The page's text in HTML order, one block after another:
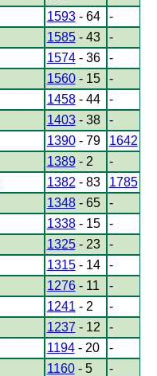
1593- 64
-
1585- 43
-
1574- 36
-
1560- 15
-
1458- 44
-
1403- 38
-
1390- 79
1642
1389- 2
-
1382 - 83
1785
1348- 65
-
1338- 15
-
1325- 23
-
1315- 14
-
1276- 11
-
1241 - 2
-
1237 - 12
-
1194- 20
-
1160- 5
-